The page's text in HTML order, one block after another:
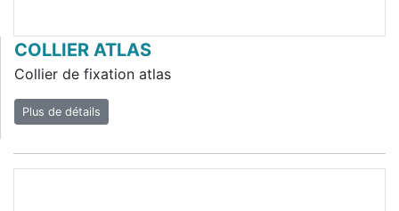
COLLIER ATLAS
Collier de fixation atlas
Plus de détails